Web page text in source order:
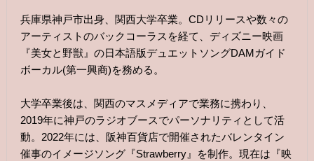
兵庫県神戸市出身、関西大学卒業。CDリリースや数々の
アーティストのバックコーラスを経て、ディズニー映画
『美女と野獣』の日本語版デュエットソングDAMガイド
ボーカル(第一興商)を務める。
大学卒業後は、関西のマスメディアで業務に携わり、
2019年に神戸のラジオブースでパーソナリティとして活
動。2022年には、阪神百貨店で開催されたバレンタイン
催事のイメージソング『Strawberry』を制作。現在は『映